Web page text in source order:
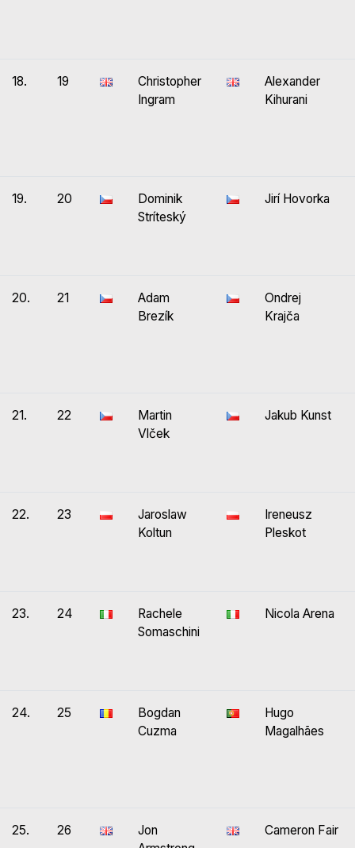
18. 19
Christopher
Ingram
Alexander
Kihurani
19. 20
Dominik
Stríteský
Jirí Hovorka
20. 21
Adam
Brezík
Ondrej
Krajča
21. 22
Martin
Vlček
Jakub Kunst
22. 23
Jaroslaw
Koltun
Ireneusz
Pleskot
23. 24
Rachele
Somaschini
Nicola Arena
24. 25
Bogdan
Cuzma
Hugo
Magalhães
25. 26
Jon
Cameron Fair